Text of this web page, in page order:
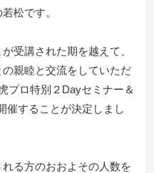
松です。
受講された期を越えて、
親睦と交流をしていただ
プロ特別２Dayセミナー＆
催することが決定しまし
る方のおおよその人数を